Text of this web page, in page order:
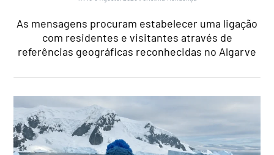
As mensagens procuram estabelecer uma ligação
com residentes e visitantes através de
referências geográficas reconhecidas no Algarve